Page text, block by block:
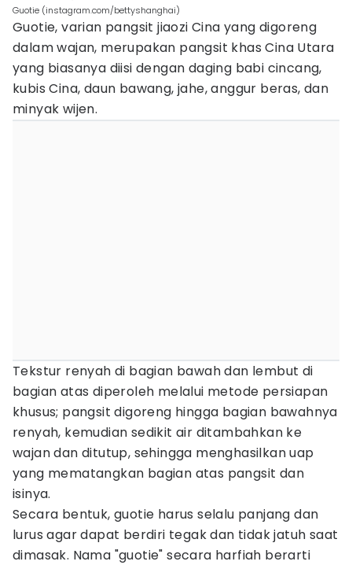
Guotie (instagram.com/bettyshanghai)
Guotie, varian pangsit jiaozi Cina yang digoreng
dalam wajan, merupakan pangsit khas Cina Utara
yang biasanya diisi dengan daging babi cincang,
kubis Cina, daun bawang, jahe, anggur beras, dan
minyak wijen.
Tekstur renyah di bagian bawah dan lembut di
bagian atas diperoleh melalui metode persiapan
khusus; pangsit digoreng hingga bagian bawahnya
renyah, kemudian sedikit air ditambahkan ke
wajan dan ditutup, sehingga menghasilkan uap
yang mematangkan bagian atas pangsit dan
isinya.
Secara bentuk, guotie harus selalu panjang dan
lurus agar dapat berdiri tegak dan tidak jatuh saat
dimasak. Nama "guotie" secara harfiah berarti